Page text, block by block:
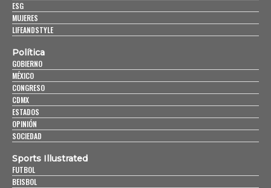
ESG
MUJERES
LIFEANDSTYLE
Política
GOBIERNO
MÉXICO
CONGRESO
CDMX
ESTADOS
OPINIÓN
SOCIEDAD
Sports Illustrated
FUTBOL
BEISBOL